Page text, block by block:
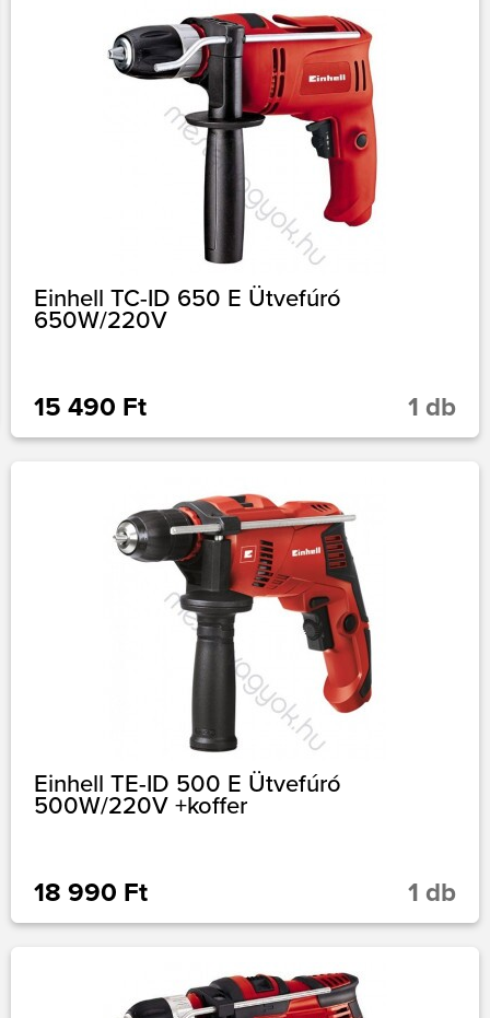
Einhell TC-ID 650 E Ütvefúró
650W/220V
15 490 Ft 1 db
Einhell TE-ID 500 E Ütvefúró
500W/220V +koffer
18 990 Ft 1 db